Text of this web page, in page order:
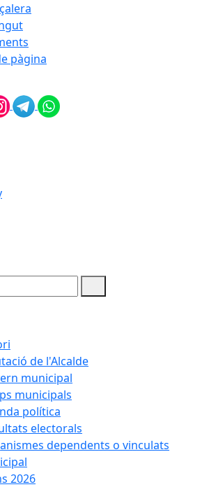
pàgina
de l'Alcalde
municipal
municipals
política
electorals
dependents o vinculats
2026